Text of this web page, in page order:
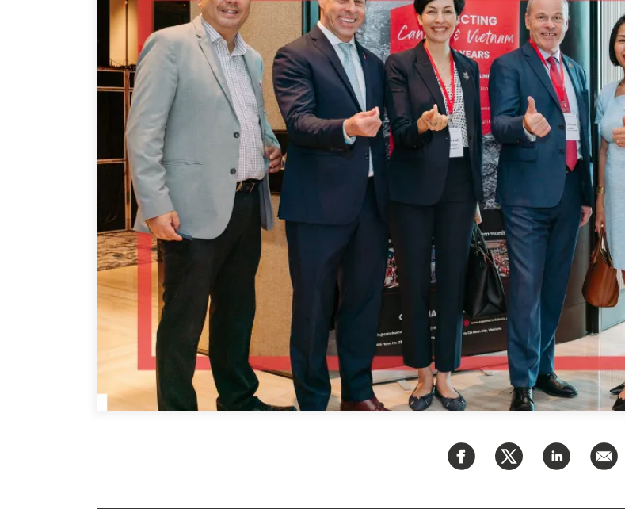
Joignez-vous à nous
Auteurs
PROGRAMMES
Initiative indo-pacifique
Dialogues et tables rondes
Centre sur les minéraux critiques
du Canada et de l’Indo-Pacifique
Enjeux émergents
En éducation
Missions commerciales féminines
Le Partenariat APEC-Canada pour
la croissance des entreprises
i-LEAD
Partenaires institutionnels
ÉVÉNEMENTS
Tous les événements
Canada
Asie
Virtual